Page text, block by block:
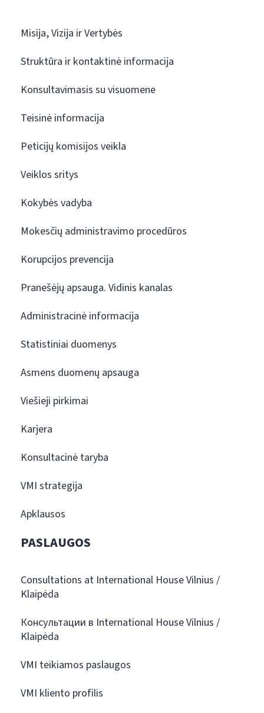
Misija, Vizija ir Vertybės
Struktūra ir kontaktinė informacija
Konsultavimasis su visuomene
Teisinė informacija
Peticijų komisijos veikla
Veiklos sritys
Kokybės vadyba
Mokesčių administravimo procedūros
Korupcijos prevencija
Pranešėjų apsauga. Vidinis kanalas
Administracinė informacija
Statistiniai duomenys
Asmens duomenų apsauga
Viešieji pirkimai
Karjera
Konsultacinė taryba
VMI strategija
Apklausos
PASLAUGOS
Consultations at International House Vilnius /
Klaipėda
Консультации в International House Vilnius /
Klaipėda
VMI teikiamos paslaugos
VMI kliento profilis